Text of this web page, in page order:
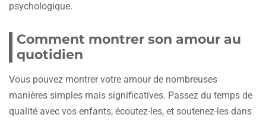
psychologique.
Comment montrer son amour au
quotidien
Vous pouvez montrer votre amour de nombreuses
manières simples mais significatives. Passez du temps de
qualité avec vos enfants, écoutez-les, et soutenez-les dans